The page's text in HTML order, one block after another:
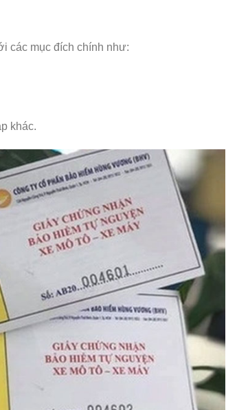
các mục đích chính như:
khác.